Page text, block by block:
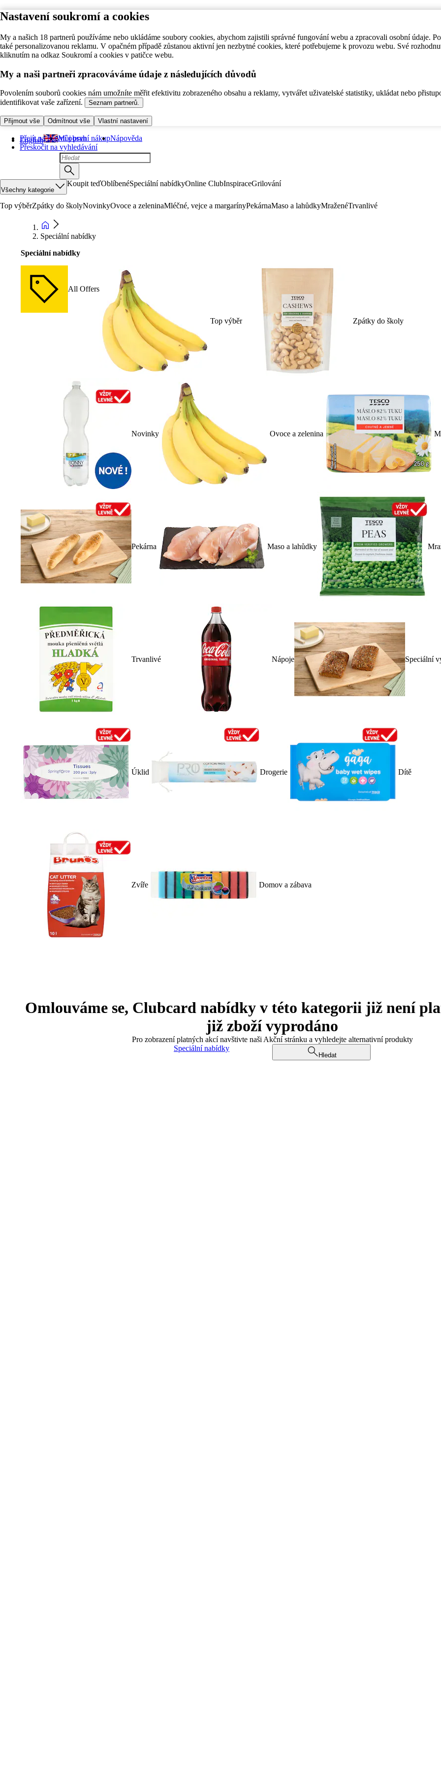
Nastavení soukromí a cookies
My a našich 18 partnerů používáme nebo ukládáme soubory cookies, abychom zajistili správné fungování webu a zpracovali osobní údaje.
také personalizovanou reklamu. V opačném případě zůstanou aktivní jen nezbytné cookies, které potřebujeme k provozu webu. Své
kliknutím na odkaz Soukromí a cookies v patičce webu.
My a naši partneři zpracováváme údaje z následujících důvodů
Povolením souborů cookies nám umožníte měřit efektivitu zobrazeného obsahu a reklamy, vytvářet uživatelské statistiky, ukládat nebo
identifikovat vaše zařízení.
Seznam partnerů.
Přijmout vše Odmítnout vše Vlastní nastavení
Přejít na hlavní obsah
Přeskočit na vyhledávání
English Můj první nákupNápověda
Všechny kategorie
Koupit teďOblíbenéSpeciální nabídkyOnline ClubInspiraceGrilování
Top výběrZpátky do školyNovinkyOvoce a zeleninaMléčné, vejce a margarínyPekárnaMaso a lahůdkyMraženéTrvanlivé
Speciální nabídky
Speciální nabídky
All Offers
Top výběr Zpátky do školy
Novinky Ovoce a zelenina
Pekárna Maso a lahůdky
Trvanlivé Nápoje Speciální
Úklid Drogerie Dítě
Zvíře Domov a zábava
Omlouváme se, Clubcard nabídky v této kategorii již není
již zboží vyprodáno
Pro zobrazení platných akcí navštivte naši Akční stránku a vyhledejte alternativní produkty
Speciální nabídky
Hledat